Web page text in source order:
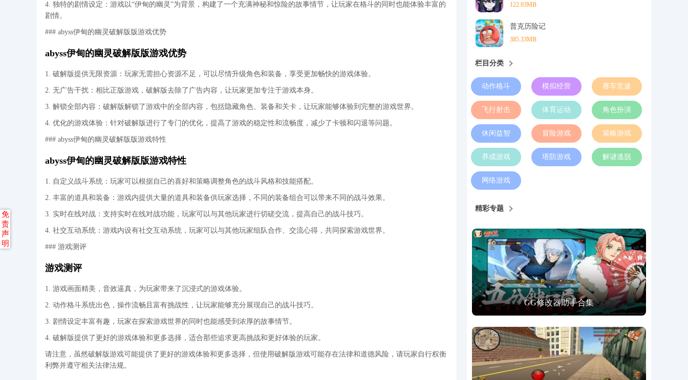
4. 独特的剧情设定：游戏以“伊甸的幽灵”为背景，构建了一个充满神秘和惊险的故事情节，让玩家在格斗的同时也能体验丰富的
剧情。
### abyss伊甸的幽灵破解版版游戏优势
abyss伊甸的幽灵破解版版游戏优势
1. 破解版提供无限资源：玩家无需担心资源不足，可以尽情升级角色和装备，享受更加畅快的游戏体验。
2. 无广告干扰：相比正版游戏，破解版去除了广告内容，让玩家更加专注于游戏本身。
3. 解锁全部内容：破解版解锁了游戏中的全部内容，包括隐藏角色、装备和关卡，让玩家能够体验到完整的游戏世界。
4. 优化的游戏体验：针对破解版进行了专门的优化，提高了游戏的稳定性和流畅度，减少了卡顿和闪退等问题。
### abyss伊甸的幽灵破解版版游戏特性
abyss伊甸的幽灵破解版版游戏特性
1. 自定义战斗系统：玩家可以根据自己的喜好和策略调整角色的战斗风格和技能搭配。
2. 丰富的道具和装备：游戏内提供大量的道具和装备供玩家选择，不同的装备组合可以带来不同的战斗效果。
3. 实时在线对战：支持实时在线对战功能，玩家可以与其他玩家进行切磋交流，提高自己的战斗技巧。
4. 社交互动系统：游戏内设有社交互动系统，玩家可以与其他玩家组队合作、交流心得，共同探索游戏世界。
### 游戏测评
游戏测评
1. 游戏画面精美，音效逼真，为玩家带来了沉浸式的游戏体验。
2. 动作格斗系统出色，操作流畅且富有挑战性，让玩家能够充分展现自己的战斗技巧。
3. 剧情设定丰富有趣，玩家在探索游戏世界的同时也能感受到浓厚的故事情节。
4. 破解版提供了更好的游戏体验和更多选择，适合那些追求更高挑战和更好体验的玩家。
请注意，虽然破解版游戏可能提供了更好的游戏体验和更多选择，但使用破解版游戏可能存在法律和道德风险，请玩家自行权衡
利弊并遵守相关法律法规。
122.03MB
普克历险记
385.33MB
栏目分类
动作格斗 模拟经营 赛车竞速
飞行射击 体育运动 角色扮演
休闲益智 冒险游戏 策略游戏
养成游戏 塔防游戏 解谜逃脱
网络游戏
精彩专题
GG修改器助手合集
免
责
声
明